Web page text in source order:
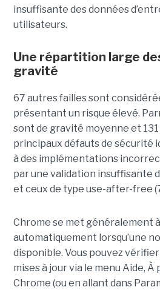
insuffisante des données
utilisateurs.
Une répartition large
gravité
67 autres failles sont
présentant un risque élevé.
sont de gravité moyenne et
principaux défauts de sécurité
à des implémentations
par une validation insuffisante
et ceux de type use-after-free
Chrome se met généralement
automatiquement lorsqu’une
disponible. Vous pouvez
mises à jour via le menu Aide, À
Chrome (ou en allant dans